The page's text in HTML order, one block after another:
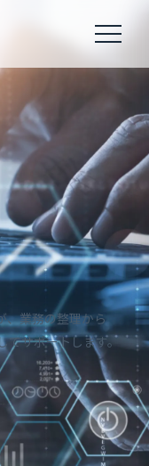
、業務の整理から
てサポートします。